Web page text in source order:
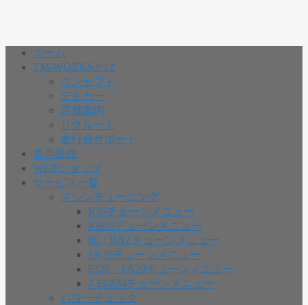
ホーム
TM-WORKSとは
コンセプト
デモカー
店舗案内
リクルート
走行会サポート
車両販売
WEBショップ
サービス一覧
マシンチューニング
R35チューンメニュー
RB26チューンメニュー
86・BRZチューンメニュー
SR20チューンメニュー
EJ20・FA20チューンメニュー
Z33/Z34チューンメニュー
パワーチェック